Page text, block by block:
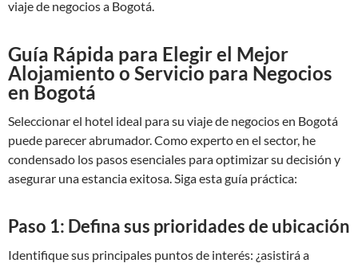
viaje de negocios a Bogotá.
Guía Rápida para Elegir el Mejor
Alojamiento o Servicio para Negocios
en Bogotá
Seleccionar el hotel ideal para su viaje de negocios en Bogotá
puede parecer abrumador. Como experto en el sector, he
condensado los pasos esenciales para optimizar su decisión y
asegurar una estancia exitosa. Siga esta guía práctica:
Paso 1: Defina sus prioridades de ubicación
Identifique sus principales puntos de interés: ¿asistirá a